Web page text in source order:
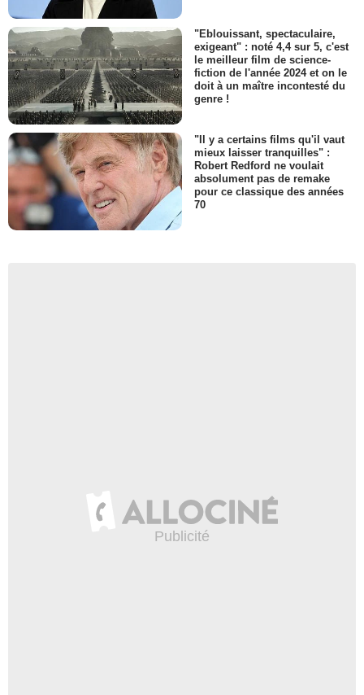
"Eblouissant, spectaculaire,
exigeant" : noté 4,4 sur 5, c'est
le meilleur film de science-
fiction de l'année 2024 et on le
doit à un maître incontesté du
genre !
"Il y a certains films qu'il vaut
mieux laisser tranquilles" :
Robert Redford ne voulait
absolument pas de remake
pour ce classique des années
70